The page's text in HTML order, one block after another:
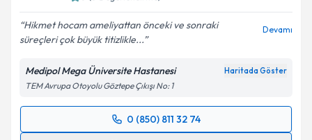
E-posta Adresiniz
Kişisel verilerimin işlenmesine ilişkin
Aydınlatma
Metni'ni okudum ve kişisel verilerimin belirtilen
Hikmet hocam ameliyattan önceki ve sonraki
süreçleri çok büyük titizlikle...
Devamı
Medipol Mega Üniversite Hastanesi Haritada Göster
TEM Avrupa Otoyolu Göztepe Çıkışı No: 1
0 (850) 811 32 74
Randevu Takvimi Talebi